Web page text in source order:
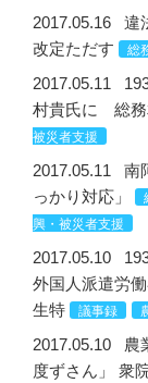
2017.05.16
違
改定ただす
総
2017.05.11
村貴氏に 総務
被災者支援
2017.05.11
南
っかり対応」
興・被災者支援
2017.05.10
外国人派遣労
生特
議事録
2017.05.10
農
度ずさん」 衆